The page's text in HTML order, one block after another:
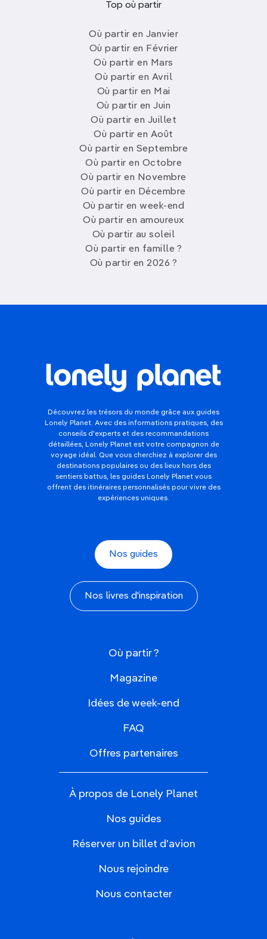
Top où partir
Où partir en Janvier
Où partir en Février
Où partir en Mars
Où partir en Avril
Où partir en Mai
Où partir en Juin
Où partir en Juillet
Où partir en Août
Où partir en Septembre
Où partir en Octobre
Où partir en Novembre
Où partir en Décembre
Où partir en week-end
Où partir en amoureux
Où partir au soleil
Où partir en famille ?
Où partir en 2026 ?
Découvrez les trésors du monde grâce aux guides
Lonely Planet. Avec des informations pratiques, des
conseils d'experts et des recommandations
détaillées, Lonely Planet est votre compagnon de
voyage idéal. Que vous cherchiez à explorer des
destinations populaires ou des lieux hors des
sentiers battus, les guides Lonely Planet vous
offrent des itinéraires personnalisés pour vivre des
expériences uniques.
Nos guides
Nos livres d'inspiration
Où partir ?
Magazine
Idées de week-end
FAQ
Offres partenaires
À propos de Lonely Planet
Nos guides
Réserver un billet d'avion
Nous rejoindre
Nous contacter